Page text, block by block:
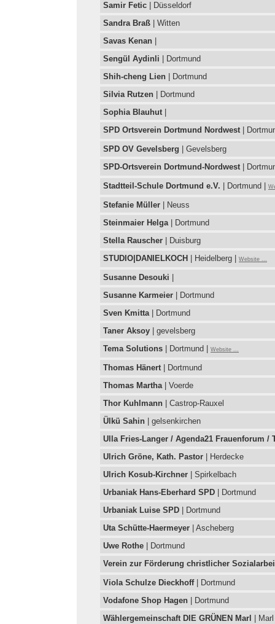
Samir Fetic | Düsseldorf
Sandra Braß | Witten
Savas Kenan
Sengül Aydinli | Dortmund
Shih-cheng Lien | Dortmund
Silvia Rutzen | Dortmund
Sophia Blauhut|
SPD Ortsverein Dortmund Nordwest|
SPD OV Gevelsberg | Gevelsberg
SPD-Ortsverein Dortmund-Nordwest|
Stadtteil-Schule Dortmund e.V. | Dortmund |
Stefanie Müller | Neuss
Steinmaier Helga| Dortmund
Stella Rauscher | Duisburg
STUDIO|DANIELKOCH
| Heidelberg | Website ...
Susanne Desouki
Susanne Karmeier | Dortmund
Sven Kmitta| Dortmund
Taner Aksoy | gevelsberg
Tema Solutions | Dortmund | Website ...
Thomas Hänert| Dortmund
Thomas Martha| Voerde
Thor Kuhlmann | Castrop-Rauxel
Ülkü Sahin | gelsenkirchen
Ulla Fries-Langer / Agenda21 Frauenforum /
Ulrich Gröne, Kath. Pastor | Herdecke
Ulrich Kosub-Kirchner | Spirkelbach
Urbaniak Hans-Eberhard SPD | Dortmund
Urbaniak Luise SPD | Dortmund
Uta Schütte-Haermeyer | Ascheberg
Uwe Rothe | Dortmund
Verein zur Förderung christlicher
Viola Schulze Dieckhoff| Dortmund
Vodafone Shop Hagen | Dortmund
Wählergemeinschaft DIE GRÜNEN Marl
|